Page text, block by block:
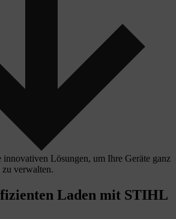
innovativen Lösungen, um Ihre Geräte ganz
verwalten.
Laden mit STIHL